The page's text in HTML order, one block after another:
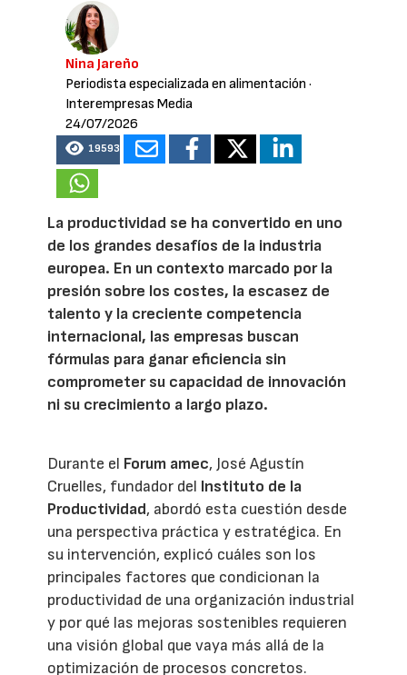
Nina Jareño
Periodista especializada en alimentación ·
Interempresas Media
24/07/2026
19593
La productividad se ha convertido en uno
de los grandes desafíos de la industria
europea. En un contexto marcado por la
presión sobre los costes, la escasez de
talento y la creciente competencia
internacional, las empresas buscan
fórmulas para ganar eficiencia sin
comprometer su capacidad de innovación
ni su crecimiento a largo plazo.
Durante el Forum amec, José Agustín
Cruelles, fundador del Instituto de la
Productividad, abordó esta cuestión desde
una perspectiva práctica y estratégica. En
su intervención, explicó cuáles son los
principales factores que condicionan la
productividad de una organización industrial
y por qué las mejoras sostenibles requieren
una visión global que vaya más allá de la
optimización de procesos concretos.